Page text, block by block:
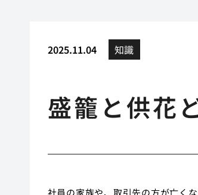
2025.11.04 知識
盛籠と供花
社員の家族や、取引先の方が亡く